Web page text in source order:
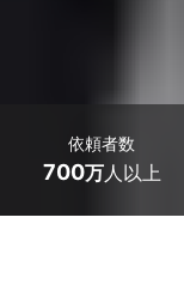
依頼者数
700万人以上